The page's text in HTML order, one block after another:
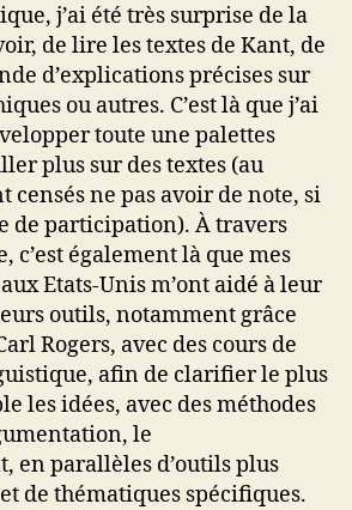
j’ai été très surprise de la
de lire les textes de Kant, de
d’explications précises sur
ou autres. C’est là que j’ai
toute une palettes
plus sur des textes (au
censés ne pas avoir de note, si
de participation). À travers
c’est également là que mes
Etats-Unis m’ont aidé à leur
outils, notamment grâce
Rogers, avec des cours de
afin de clarifier le plus
les idées, avec des méthodes
le
en parallèles d’outils plus
de thématiques spécifiques.